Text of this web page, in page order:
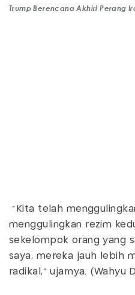
Trump Berencana Akhiri Perang
“Kita telah
menggulingkan rezim
sekelompok orang yang
saya, mereka jauh lebih
radikal,” ujarnya. (Wahyu